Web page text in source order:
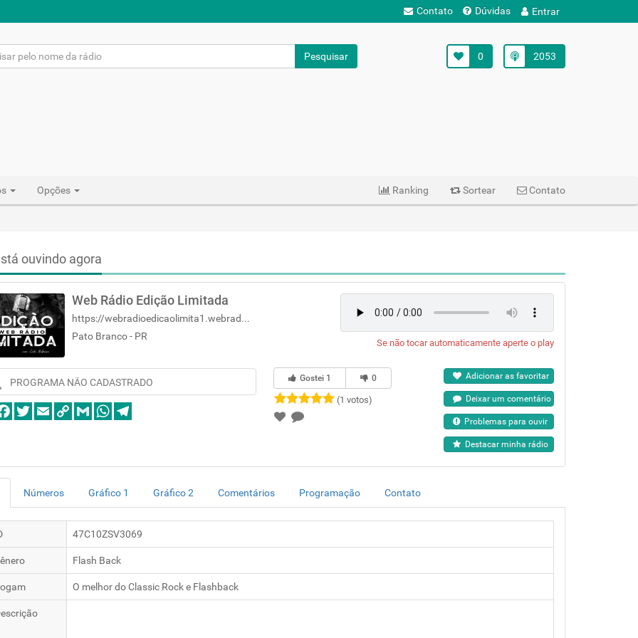
Contato Dúvidas Entrar
Pesquisar 2053
0
Opções Ranking Sortear Contato
ouvindo agora
Web Rádio Edição Limitada
https://webradioedicaolimita1.webradiosite.com/links
Pato Branco - PR
Se não tocar automaticamente aperte o play
PROGRAMA NÃO CADASTRADO Gostei 1 0
(1 votos)
Adicionar as favoritar
Deixar um comentário
Problemas para ouvir
Destacar minha rádio
Números Gráfico 1 Gráfico 2 Comentários Programação Contato
47C10ZSV3069
Flash Back
O melhor do Classic Rock e Flashback